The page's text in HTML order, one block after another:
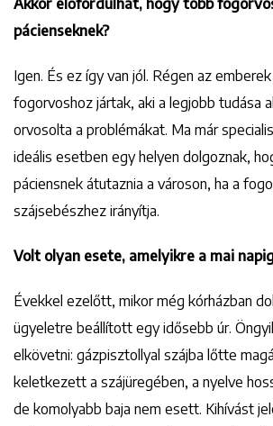
Akkor előfordulhat, hogy több
pácienseknek?
Igen. És ez így van jól. Régen az
fogorvoshoz jártak, aki a legjobb tudása
orvosolta a problémákat. Ma már
ideális esetben egy helyen dolgoznak,
páciensnek átutaznia a városon, ha a
szájsebészhez irányítja.
Volt olyan esete, amelyikre a mai
Évekkel ezelőtt, mikor még kórházban
ügyeletre beállított egy idősebb úr.
elkövetni: gázpisztollyal szájba lőtte
keletkezett a szájüregében, a nyelve
de komolyabb baja nem esett. Kihívást